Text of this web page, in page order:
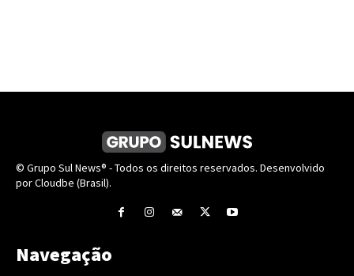
© Grupo Sul News® - Todos os direitos reservados. Desenvolvido
por Cloudbe (Brasil).
Navegação